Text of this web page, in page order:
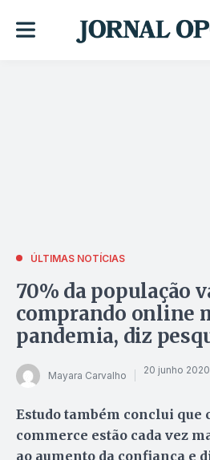
ÚLTIMAS NOTÍCIAS
70% da população
comprando online
pandemia, diz
Mayara Carvalho 20 junho
Estudo também conclui que
commerce estão cada vez
ao aumento da confiança e